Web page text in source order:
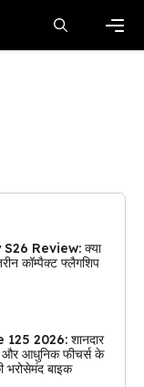
Review: क्या
कॉम्पैक्ट फ्लैगशिप
2026: शानदार
और आधुनिक फीचर्स के
भरोसेमंद बाइक